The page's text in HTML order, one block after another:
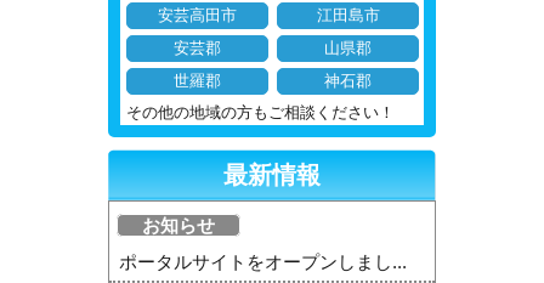
安芸高田市
江田島市
安芸郡
山県郡
世羅郡
神石郡
その他の地域の方もご相談ください！
最新情報
お知らせ
ポータルサイトをオープンしまし...